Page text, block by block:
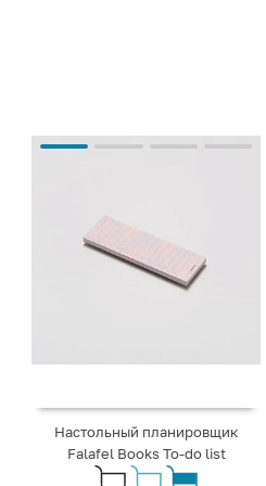
Настольный планировщик
Falafel Books To-do list